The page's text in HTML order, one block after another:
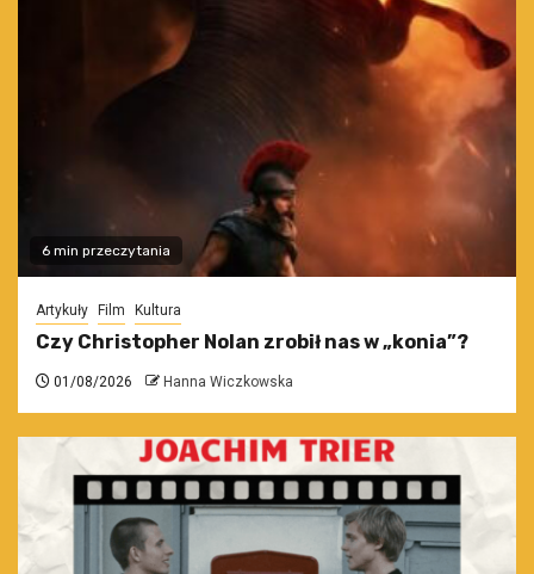
6 min przeczytania
Artykuły Film Kultura
Czy Christopher Nolan zrobił nas w „konia”?
01/08/2026 Hanna Wiczkowska